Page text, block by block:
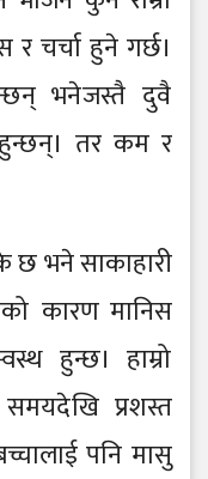
र चर्चा हुने गर्छ।
भने जस्तै दुवै
तर कम र
भने साकाहारी
कारण मानिस
हुन्छ। हाम्रो
खि प्रशस्त
पनि मासु